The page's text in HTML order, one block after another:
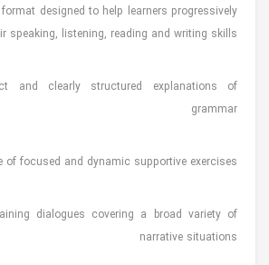
designed to help learners progressively
speaking, listening, reading and writing skills
and clearly structured explanations of
grammar
of focused and dynamic supportive exercises
dialogues covering a broad variety of
narrative situations